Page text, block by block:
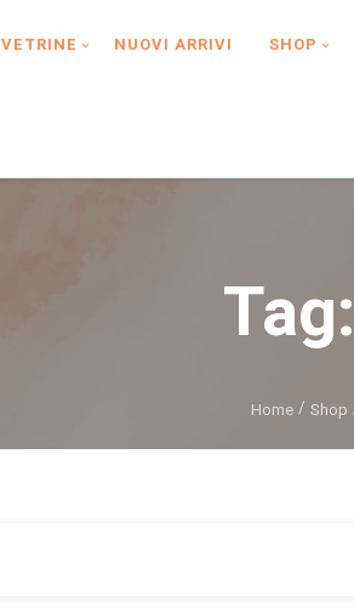
Button NUOVI ARRIVI SHOP
Tag:
Home Shop